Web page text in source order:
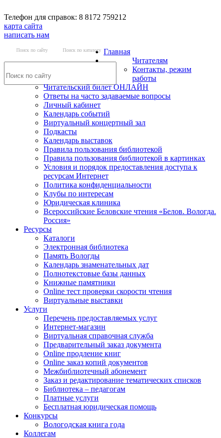
Телефон для справок: 8 8172 759212
карта сайта
написать нам
Поиск по сайту Поиск по каталогу Главная
Читателям
Контакты, режим
работы
Читательский билет ОНЛАЙН
Ответы на часто задаваемые вопросы
Личный кабинет
Календарь событий
Виртуальный концертный зал
Подкасты
Календарь выставок
Правила пользования библиотекой
Правила пользования библиотекой в картинках
Условия и порядок предоставления доступа к
ресурсам Интернет
Политика конфиденциальности
Клубы по интересам
Юридическая клиника
Всероссийские Беловские чтения «Белов. Вологда.
Россия»
Ресурсы
Каталоги
Электронная библиотека
Память Вологды
Календарь знаменательных дат
Полнотекстовые базы данных
Книжные памятники
Online тест проверки скорости чтения
Виртуальные выставки
Услуги
Перечень предоставляемых услуг
Интернет-магазин
Виртуальная справочная служба
Предварительный заказ документа
Online продление книг
Online заказ копий документов
Межбиблиотечный абонемент
Заказ и редактирование тематических списков
Библиотека – педагогам
Платные услуги
Бесплатная юридическая помощь
Конкурсы
Вологодская книга года
Коллегам